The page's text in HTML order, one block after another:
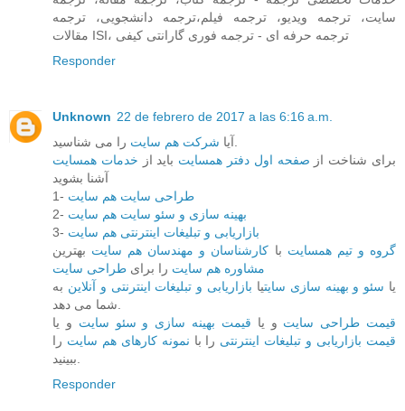
سایت، ترجمه ویدیو، ترجمه فیلم،ترجمه دانشجویی، ترجمه
مقالات ISI، ترجمه حرفه ای - ترجمه فوری گارانتی کیفی
Responder
Unknown 22 de febrero de 2017 a las 6:16 a.m.
آیا شرکت هم سایت
برای شناخت از صفحه اول دفتر همسایت باید از خدمات همسایت
آشنا بشوید
1- طراحی سایت هم سایت
2- بهینه سازی و سئو سایت هم سایت
3- بازاریابی و تبلیغات اینترنتی هم سایت
گروه و تیم همسایت با کارشناسان و مهندسان هم سایت بهترین
مشاوره هم سایت را برای طراحی سایت
یا سئو و بهینه سازی سایتیا بازاریابی و تبلیغات اینترنتی و آنلاین به
قیمت طراحی سایت و یا قیمت بهینه سازی و سئو سایت و یا
قیمت بازاریابی و تبلیغات اینترنتی را با نمونه کارهای هم سایت را
Responder